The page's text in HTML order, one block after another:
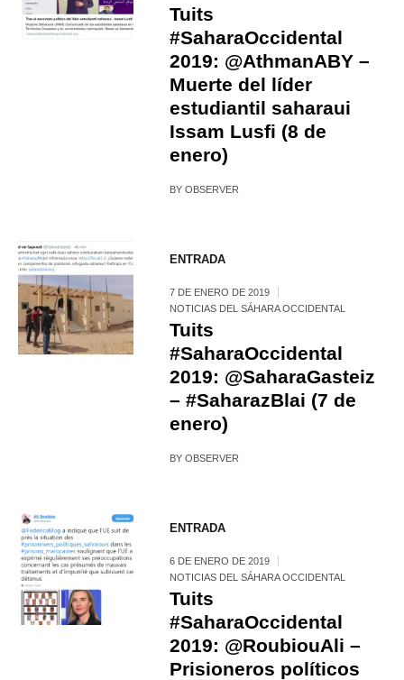
Tuits
#SaharaOccidental
2019: @AthmanABY –
Muerte del líder
estudiantil saharaui
Issam Lusfi (8 de
enero)
BYOBSERVER
ENTRADA
7 DE ENERO DE 2019
NOTICIAS DEL SÁHARA OCCIDENTAL
Tuits
#SaharaOccidental
2019: @SaharaGasteiz
– #SaharazBlai (7 de
enero)
BYOBSERVER
ENTRADA
6 DE ENERO DE 2019
NOTICIAS DEL SÁHARA OCCIDENTAL
Tuits
#SaharaOccidental
2019: @RoubiouAli –
Prisioneros políticos